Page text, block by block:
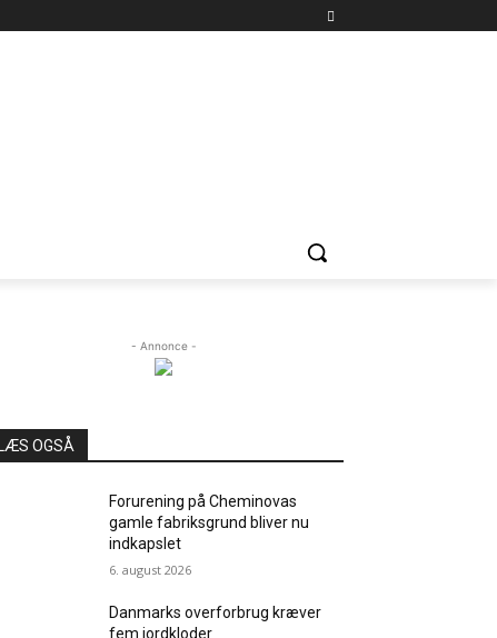
- Annonce -
LÆS OGSÅ
Forurening på Cheminovas
gamle fabriksgrund bliver nu
indkapslet
6. august 2026
Danmarks overforbrug kræver
fem jordkloder